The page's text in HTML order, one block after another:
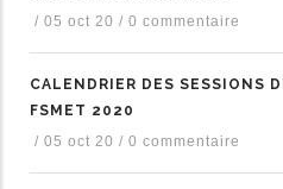
/ 05 oct 20 / 0 commentaire
CALENDRIER DES SESSIONS
FSMET 2020
/ 05 oct 20 / 0 commentaire